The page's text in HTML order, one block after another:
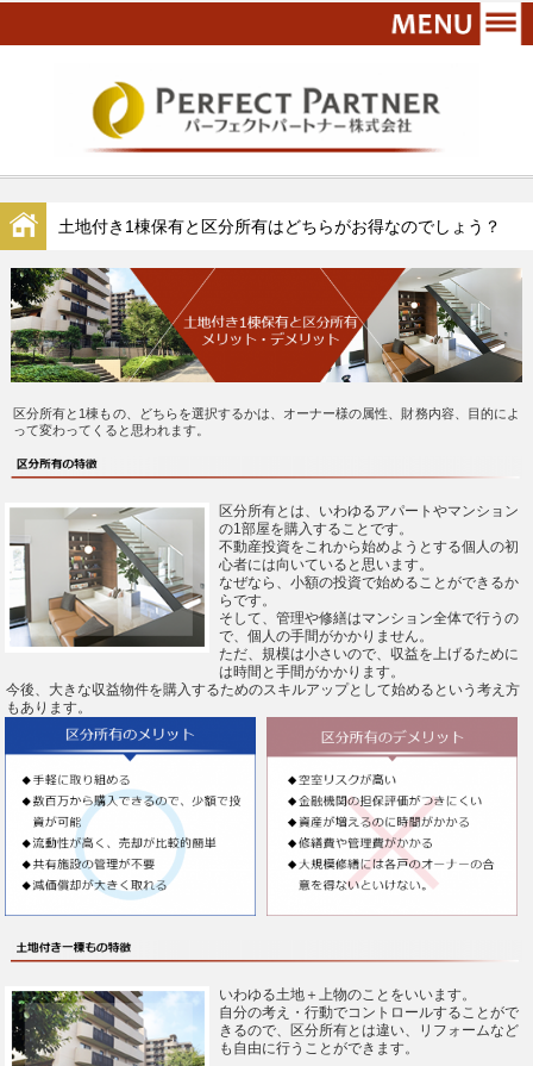
土地付き1棟保有と区分所有はどちらがお得なのでしょう？
区分所有と1棟もの、どちらを選択するかは、オーナー様の属性、財務内容、目的によ
って変わってくると思われます。
区分所有とは、いわゆるアパートやマンション
の1部屋を購入することです。
不動産投資をこれから始めようとする個人の初
心者には向いていると思います。
なぜなら、小額の投資で始めることができるか
らです。
そして、管理や修繕はマンション全体で行うの
で、個人の手間がかかりません。
ただ、規模は小さいので、収益を上げるために
は時間と手間がかかります。
今後、大きな収益物件を購入するためのスキルアップとして始めるという考え方
もあります。
いわゆる土地＋上物のことをいいます。
自分の考え・行動でコントロールすることがで
きるので、区分所有とは違い、リフォームなど
も自由に行うことができます。